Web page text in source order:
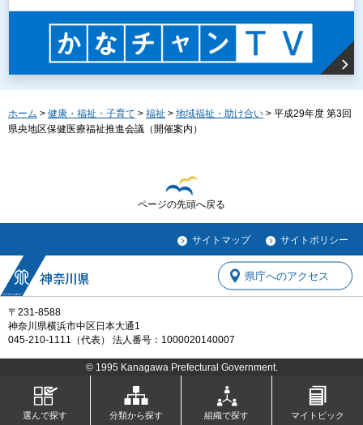
ホーム > 健康・福祉・子育て > 福祉 > 地域福祉・助け合い > 平成29年度 第3回
県央地区保健医療福祉推進会議（開催案内）
ページの先頭へ戻る
サイトマップ サイトポリシー
〒231-8588
神奈川県横浜市中区日本大通1
045-210-1111（代表） 法人番号：1000020140007
県庁へのアクセス
© 1995 Kanagawa Prefectural Government.
選んで探す 分類から探す 組織で探す マイトピック